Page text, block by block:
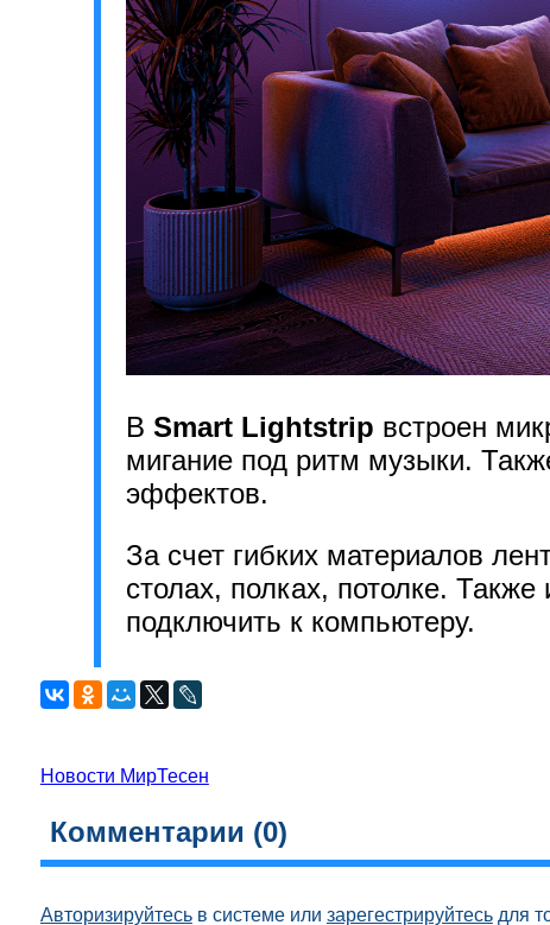
В Smart Lightstrip встроен
мигание под ритм музыки.
эффектов.
За счет гибких материалов
столах, полках, потолке.
подключить к компьютеру.
Новости МирТесен
Комментарии (0)
Авторизируйтесьв системе или зарегестрируйтесьдля